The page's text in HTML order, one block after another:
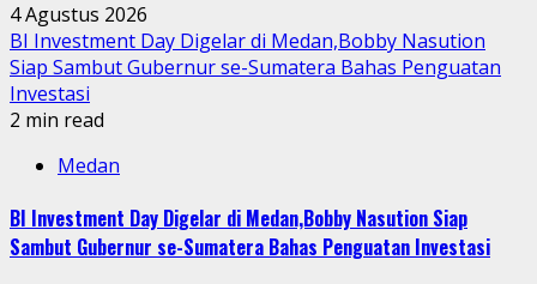
4 Agustus 2026
BI Investment Day Digelar di Medan,Bobby Nasution
Siap Sambut Gubernur se-Sumatera Bahas Penguatan
Investasi
2 min read
Medan
BI Investment Day Digelar di Medan,Bobby Nasution Siap
Sambut Gubernur se-Sumatera Bahas Penguatan Investasi